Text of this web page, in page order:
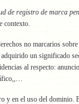
de registro de marca
contexto.
no marcarios
un significado
al respecto:
y en el uso del dominio.